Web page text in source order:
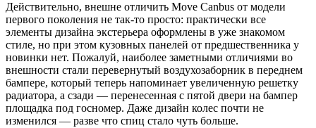
Действительно, внешне отличить Move Canbus от модели
первого поколения не так-то просто: практически все
элементы дизайна экстерьера оформлены в уже знакомом
стиле, но при этом кузовных панелей от предшественника у
новинки нет. Пожалуй, наиболее заметными отличиями во
внешности стали перевернутый воздухозаборник в переднем
бампере, который теперь напоминает увеличенную решетку
радиатора, а сзади — перенесенная с пятой двери на бампер
площадка под госномер. Даже дизайн колес почти не
изменился — разве что спиц стало чуть больше.